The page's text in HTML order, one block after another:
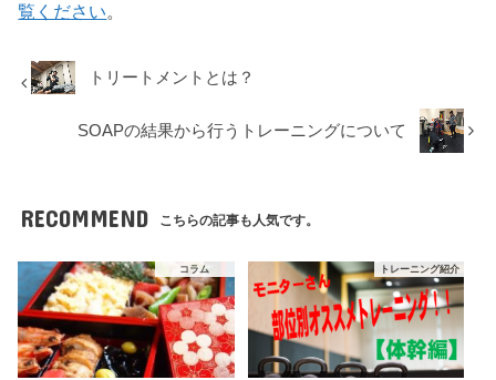
覧ください。
トリートメントとは？
SOAPの結果から行うトレーニングについて
RECOMMEND こちらの記事も人気です。
コラム トレーニング紹介